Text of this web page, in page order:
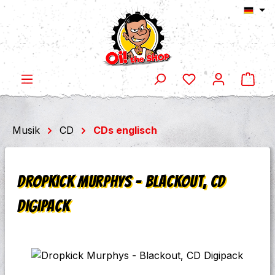
Zum Hauptinhalt springen
Musik CD CDs englisch
Dropkick Murphys - Blackout, CD
Digipack
Bildergalerie überspringen